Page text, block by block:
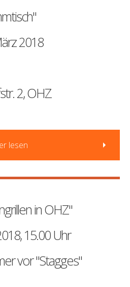
2018
2, OHZ
lesen
in OHZ"
15.00 Uhr
vor "Stagges"